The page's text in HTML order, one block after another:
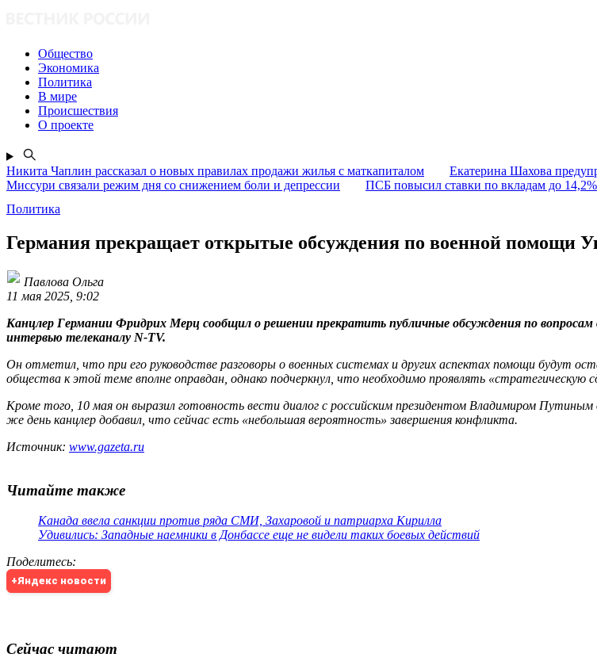
Общество
Экономика
Политика
В мире
Происшествия
О проекте
Никита Чаплин рассказал о новых правилах продажи жилья с маткапиталом Екатерина Шахова
Миссури связали режим дня со снижением боли и депрессии
ПСБ повысил ставки по вкладам до
Политика
Германия прекращает открытые обсуждения по военной помощи
Павлова Ольга
11 мая 2025, 9:02
Канцлер Германии Фридрих Мерц сообщил о решении прекратить публичные обсуждения по
интервью телеканалу N-TV.
Он отметил, что при его руководстве разговоры о военных системах и других аспектах помощи будут
общества к этой теме вполне оправдан, однако подчеркнул, что необходимо проявлять «стратегическую
Кроме того, 10 мая он выразил готовность вести диалог с российским президентом Владимиром
же день канцлер добавил, что сейчас есть «небольшая вероятность» завершения конфликта.
Источник: www.gazeta.ru
Читайте также
Канада ввела санкции против ряда СМИ, Захаровой и патриарха Кирилла
Удивились: Западные наемники в Донбассе еще не видели таких боевых действий
Поделитесь:
+Яндекс новости
Сейчас читают